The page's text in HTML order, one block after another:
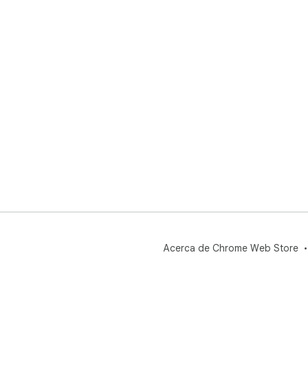
Acerca de Chrome Web Store